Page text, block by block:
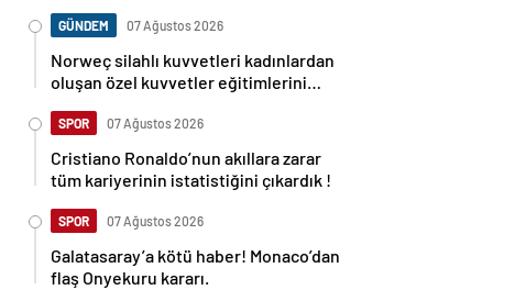
GÜNDEM 07 Ağustos 2026
Norweç silahlı kuvvetleri kadınlardan
oluşan özel kuvvetler eğitimlerini
SPOR 07 Ağustos 2026
Cristiano Ronaldo’nun akıllara zarar
tüm kariyerinin istatistiğini çıkardık !
SPOR 07 Ağustos 2026
Galatasaray’a kötü haber! Monaco’dan
flaş Onyekuru kararı.